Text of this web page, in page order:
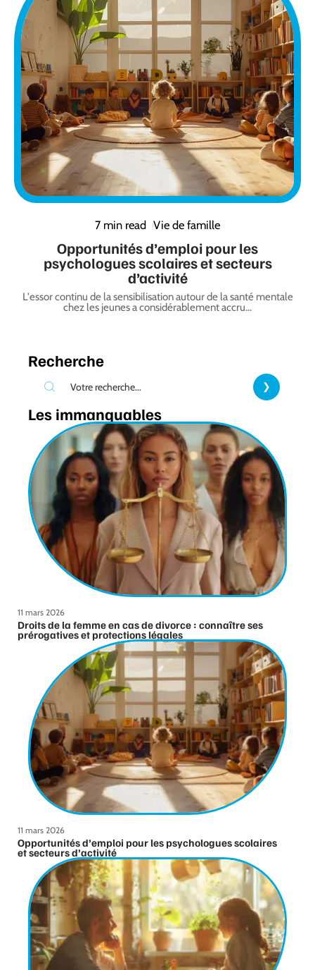
7 min read Vie de famille
Opportunités d’emploi pour les
psychologues scolaires et secteurs
d’activité
L'essor continu de la sensibilisation autour de la santé mentale
chez les jeunes a considérablement accru…
Recherche
Les immanquables
11 mars 2026
Droits de la femme en cas de divorce : connaître ses
prérogatives et protections légales
11 mars 2026
Opportunités d’emploi pour les psychologues scolaires
et secteurs d’activité